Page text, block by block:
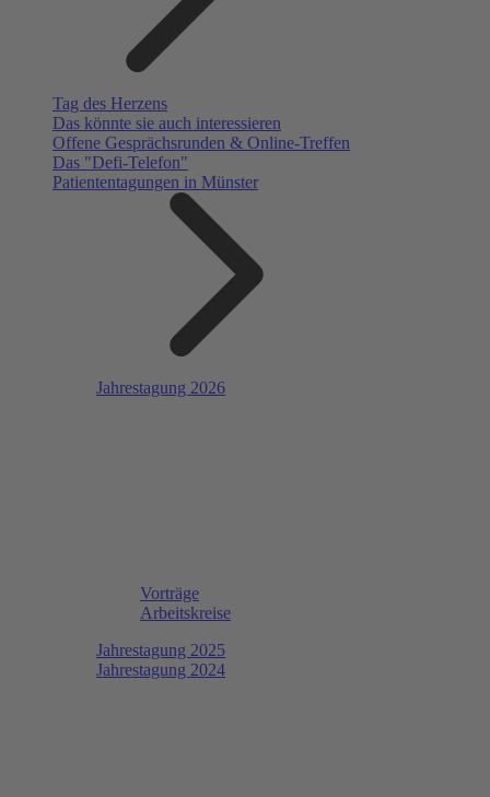
Tag des Herzens
Das könnte sie auch interessieren
Offene Gesprächsrunden & Online-Treffen
Das "Defi-Telefon"
Patiententagungen in Münster
Jahrestagung 2026
Vorträge
Arbeitskreise
Jahrestagung 2025
Jahrestagung 2024